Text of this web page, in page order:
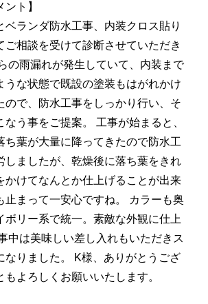
ント】
ベランダ防水工事、内装クロス貼り
ご相談を受けて診断させていただき
の雨漏れが発生していて、内装まで
うな状態で既設の塗装もはがれかけ
ので、防水工事をしっかり行い、そ
う事をご提案。 工事が始まると、
ち葉が大量に降ってきたので防水工
しましたが、乾燥後に落ち葉をきれ
かけてなんとか仕上げることが出来
止まって一安心ですね。 カラーも奥
ボリー系で統一。素敵な外観に仕上
中は美味しい差し入れもいただきス
なりました。 K様、ありがとうござ
もよろしくお願いいたします。